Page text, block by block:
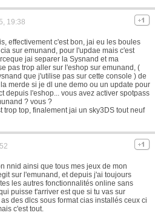
19:38
effectivement c'est bon, jai eu les boules
sur emunand, pour l'updae mais c'est
jai separer la Sysnand et ma
pas trop aller sur l'eshop sur emunand, (
que j'utilise pas sur cette console ) de
merde si je dl une demo ou un update pour
depuis l'eshop... vous avez activer spotpass
? vous ?
trop top, finalement jai un sky3DS tout neuf
nnid ainsi que tous mes jeux de mon
sur l'emunand, et depuis j'ai toujours
les autres fonctionnalités online sans
puisse t'arriver est que si tu vas sur
des dlcs sous format cias installés ceux ci
c'est tout.